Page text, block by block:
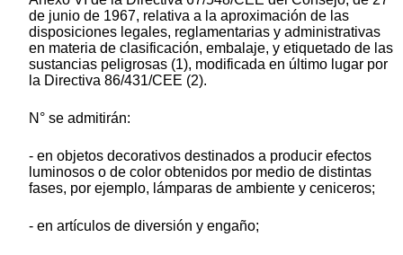
de junio de 1967, relativa a la aproximación de las
disposiciones legales, reglamentarias y administrativas
en materia de clasificación, embalaje, y etiquetado de las
sustancias peligrosas (1), modificada en último lugar por
la Directiva 86/431/CEE (2).
N° se admitirán:
- en objetos decorativos destinados a producir efectos
luminosos o de color obtenidos por medio de distintas
fases, por ejemplo, lámparas de ambiente y ceniceros;
- en artículos de diversión y engaño;